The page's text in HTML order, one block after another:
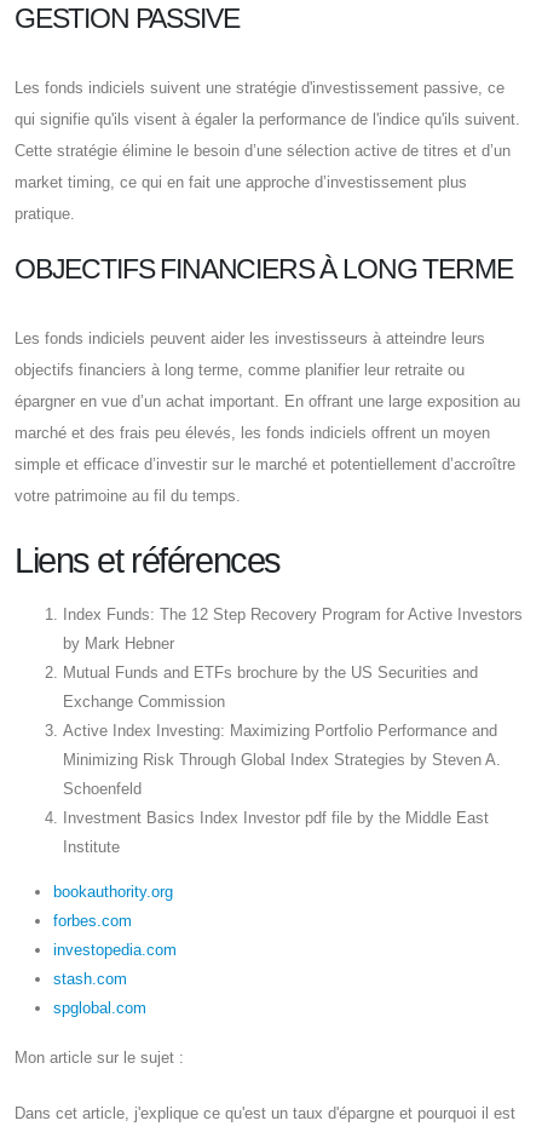
GESTION PASSIVE
Les fonds indiciels suivent une stratégie d'investissement passive, ce
qui signifie qu'ils visent à égaler la performance de l'indice qu'ils suivent.
Cette stratégie élimine le besoin d’une sélection active de titres et d’un
market timing, ce qui en fait une approche d’investissement plus
pratique.
OBJECTIFS FINANCIERS À LONG TERME
Les fonds indiciels peuvent aider les investisseurs à atteindre leurs
objectifs financiers à long terme, comme planifier leur retraite ou
épargner en vue d’un achat important. En offrant une large exposition au
marché et des frais peu élevés, les fonds indiciels offrent un moyen
simple et efficace d’investir sur le marché et potentiellement d’accroître
votre patrimoine au fil du temps.
Liens et références
Index Funds: The 12 Step Recovery Program for Active Investors
by Mark Hebner
Mutual Funds and ETFs brochure by the US Securities and
Exchange Commission
Active Index Investing: Maximizing Portfolio Performance and
Minimizing Risk Through Global Index Strategies by Steven A.
Schoenfeld
Investment Basics Index Investor pdf file by the Middle East
Institute
bookauthority.org
forbes.com
investopedia.com
stash.com
spglobal.com
Mon article sur le sujet :
Dans cet article, j'explique ce qu'est un taux d'épargne et pourquoi il est